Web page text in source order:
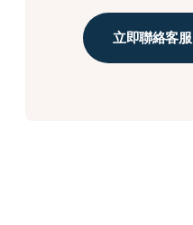
立即聯絡客服